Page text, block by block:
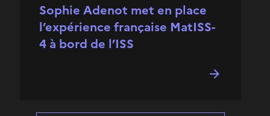
Sophie Adenot met en place
l’expérience française MatISS-
4 à bord de l’ISS